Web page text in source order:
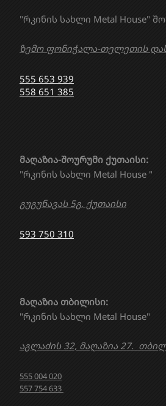
"რკინის სახლი Metal House"
ზემო ფონიჭალა-თელეთის
555 653 939
558 651 385
მაღაზია თბილისი:
"რკინის სახლი Metal House"
აგლაძის 32, მაღაზია 27.
555 004 020
557 754 633
მაღაზია-შოურუმი ქუთაისი:
"რკინის სახლი Metal House "
გუგუნავას 5გ, ქუთაისი
593 750 310